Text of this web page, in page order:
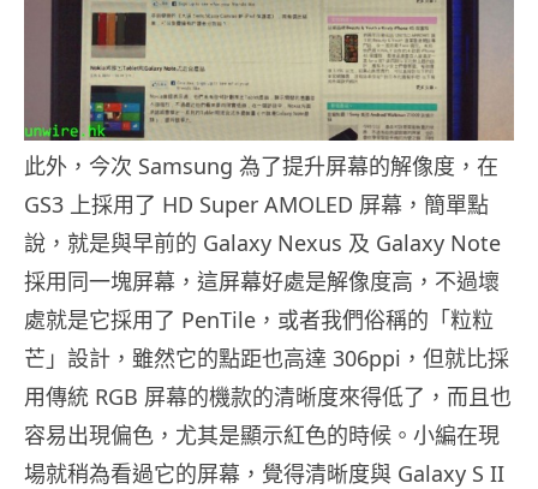
此外，今次 Samsung 為了提升屏幕的解像度，在
GS3 上採用了 HD Super AMOLED 屏幕，簡單點
說，就是與早前的 Galaxy Nexus 及 Galaxy Note
採用同一塊屏幕，這屏幕好處是解像度高，不過壞
處就是它採用了 PenTile，或者我們俗稱的「粒粒
芒」設計，雖然它的點距也高達 306ppi，但就比採
用傳統 RGB 屏幕的機款的清晰度來得低了，而且也
容易出現偏色，尤其是顯示紅色的時候。小編在現
場就稍為看過它的屏幕，覺得清晰度與 Galaxy S II